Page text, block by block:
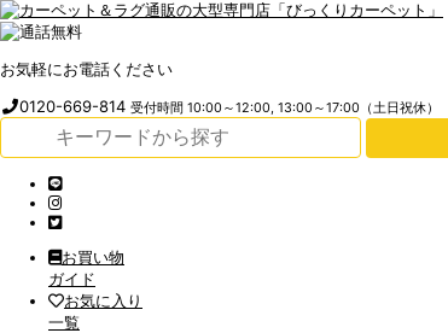
お気軽にお電話ください
0120-669-814受付時間 10:00～12:00, 13:00～17:00（土日祝休）
お買い物
ガイド
お気に入り
一覧